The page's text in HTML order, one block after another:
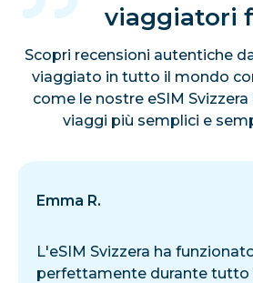
viaggiatori
Scopri recensioni autentiche
viaggiato in tutto il mondo
come le nostre eSIM
viaggi più semplici e
Emma R.
L'eSIM Svizzera ha
perfettamente durante tutto